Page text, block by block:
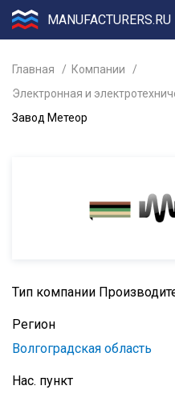
MANUFACTURERS.RU
Главная
Компании
Электронная и
Завод Метеор
Тип компании
Регион
Волгоградская область
Нас. пункт